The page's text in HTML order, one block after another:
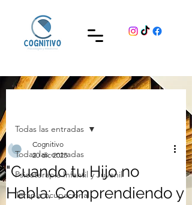
Todas las entradas
Psicoterapia Infantil y Juvenil
Terapia ocupacional
Todas las entradas
"Cuando tu Hijo no
Habla: Comprendiendo y
Cognitivo
20 dic 2023